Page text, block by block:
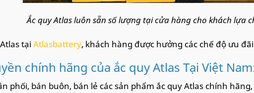
Ắc quy Atlas luôn sẵn số lượng tại cửa hàng cho khách lựa
tại Atlasbattery, khách hàng được hưởng các chế độ ưu
chính hãng của ắc quy Atlas Tại Việt
phối, bán buôn, bán lẻ các sản phẩm ắc quy Atlas chính